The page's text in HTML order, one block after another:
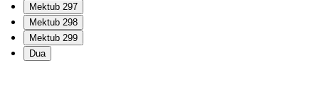
Mektub 297
Mektub 298
Mektub 299
Dua